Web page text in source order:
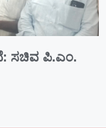
ಸಚಿವ ಪಿ.ಎಂ.